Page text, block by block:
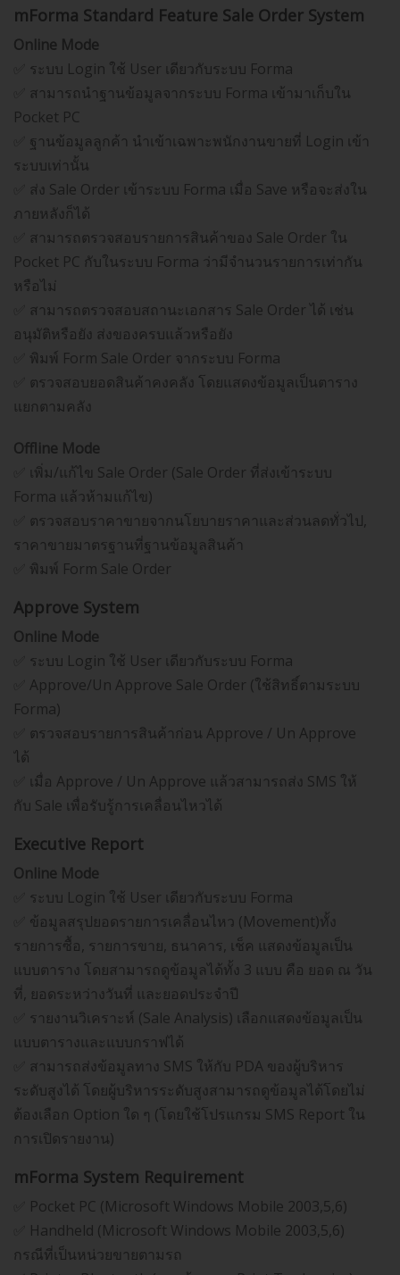
mForma Standard Feature Sale Order System
Online Mode
✅ ระบบ Login ใช้ User เดียวกับระบบ Forma
✅ สามารถนำฐานข้อมูลจากระบบ Forma เข้ามาเก็บใน
Pocket PC
✅ ฐานข้อมูลลูกค้า นำเข้าเฉพาะพนักงานขายที่ Login เข้า
ระบบเท่านั้น
✅ ส่ง Sale Order เข้าระบบ Forma เมื่อ Save หรือจะส่งใน
ภายหลังก็ได้
✅ สามารถตรวจสอบรายการสินค้าของ Sale Order ใน
Pocket PC กับในระบบ Forma ว่ามีจำนวนรายการเท่ากัน
หรือไม่
✅ สามารถตรวจสอบสถานะเอกสาร Sale Order ได้ เช่น
อนุมัติหรือยัง ส่งของครบแล้วหรือยัง
✅ พิมพ์ Form Sale Order จากระบบ Forma
✅ ตรวจสอบยอดสินค้าคงคลัง โดยแสดงข้อมูลเป็นตาราง
แยกตามคลัง
Offline Mode
✅ เพิ่ม/แก้ไข Sale Order (Sale Order ที่ส่งเข้าระบบ
Forma แล้วห้ามแก้ไข)
✅ ตรวจสอบราคาขายจากนโยบายราคาและส่วนลดทั่วไป,
ราคาขายมาตรฐานที่ฐานข้อมูลสินค้า
✅ พิมพ์ Form Sale Order
Approve System
Online Mode
✅ ระบบ Login ใช้ User เดียวกับระบบ Forma
✅ Approve/Un Approve Sale Order (ใช้สิทธิ์ตามระบบ
Forma)
✅ ตรวจสอบรายการสินค้าก่อน Approve / Un Approve
ได้
✅ เมื่อ Approve / Un Approve แล้วสามารถส่ง SMS ให้
กับ Sale เพื่อรับรู้การเคลื่อนไหวได้
Executive Report
Online Mode
✅ ระบบ Login ใช้ User เดียวกับระบบ Forma
✅ ข้อมูลสรุปยอดรายการเคลื่อนไหว (Movement)ทั้ง
รายการซื้อ, รายการขาย, ธนาคาร, เช็ค แสดงข้อมูลเป็น
แบบตาราง โดยสามารถดูข้อมูลได้ทั้ง 3 แบบ คือ ยอด ณ วัน
ที่, ยอดระหว่างวันที่ และยอดประจำปี
✅ รายงานวิเคราะห์ (Sale Analysis) เลือกแสดงข้อมูลเป็น
แบบตารางและแบบกราฟได้
✅ สามารถส่งข้อมูลทาง SMS ให้กับ PDA ของผู้บริหาร
ระดับสูงได้ โดยผู้บริหารระดับสูงสามารถดูข้อมูลได้โดยไม่
ต้องเลือก Option ใด ๆ (โดยใช้โปรแกรม SMS Report ใน
การเปิดรายงาน)
mForma System Requirement
✅ Pocket PC (Microsoft Windows Mobile 2003,5,6)
✅ Handheld (Microsoft Windows Mobile 2003,5,6)
กรณีที่เป็นหน่วยขายตามรถ